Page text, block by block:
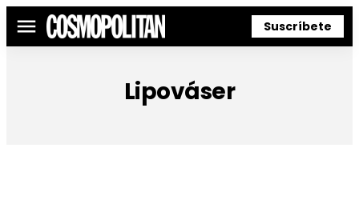
Menú Suscríbete
Lipováser